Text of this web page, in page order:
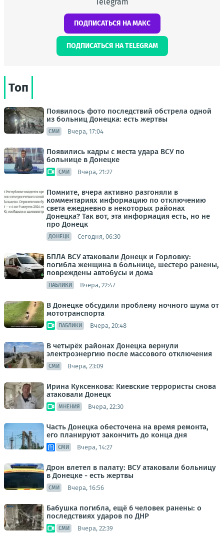
ПОДПИСАТЬСЯ НА МАКС
ПОДПИСАТЬСЯ НА TELEGRAM
Топ
Появилось фото последствий обстрела одной
из больниц Донецка: есть жертвы
СМИ Вчера, 17:04
Появились кадры с места удара ВСУ по
больнице в Донецке
СМИ Вчера, 21:27
Помните, вчера активно разгоняли в
комментариях информацию по отключению
света ежедневно в некоторых районах
Донецка? Так вот, эта информация есть, но не
про Донецк
ДОНЕЦК Сегодня, 06:30
БПЛА ВСУ атаковали Донецк и Горловку:
погибла женщина в больнице, шестеро ранены,
повреждены автобусы и дома
ПАБЛИКИ Вчера, 22:47
В Донецке обсудили проблему ночного шума от
мототранспорта
ПАБЛИКИ Вчера, 20:48
В четырёх районах Донецка вернули
электроэнергию после массового отключения
СМИ Вчера, 23:09
Ирина Куксенкова: Киевские террористы снова
атаковали Донецк
МНЕНИЯ Вчера, 22:30
Часть Донецка обесточена на время ремонта,
его планируют закончить до конца дня
СМИ Вчера, 14:27
Дрон влетел в палату: ВСУ атаковали больницу
в Донецке - есть жертвы
СМИ Вчера, 16:56
Бабушка погибла, ещё 6 человек ранены: о
последствиях ударов по ДНР
СМИ Вчера, 22:39